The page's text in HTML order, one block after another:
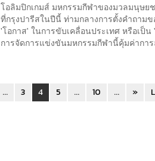
โอลิมปิกเกมส์ มหกรรมกีฬาของมวลมนุษ
ที่กรุงปารีสในปีนี้ ท่ามกลางการตั้งคำถาม
'โอกาส' ในการขับเคลื่อนประเทศ หรือเป็
การจัดการแข่งขันมหกรรมกีฬานี้คุ้มค่ากา
... 3 4 5 ... 10 ... »